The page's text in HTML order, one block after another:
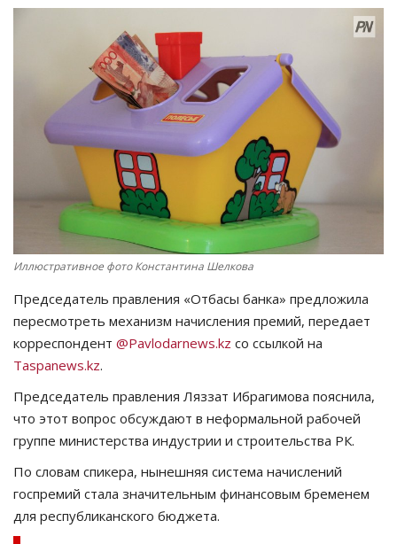
СПЕЦПРОЕКТЫ
СПОРТ
РАЗВЛЕЧЕНИЯ
OFFICIAL
Курултай
Язык
Иллюстративное фото Константина Шелкова
Председатель правления «Отбасы банка» предложила
пересмотреть механизм начисления премий, передает
корреспондент @Pavlodarnews.kz со ссылкой на
Taspanews.kz.
Председатель правления Ляззат Ибрагимова пояснила,
что этот вопрос обсуждают в неформальной рабочей
группе министерства индустрии и строительства РК.
По словам спикера, нынешняя система начислений
госпремий стала значительным финансовым бременем
для республиканского бюджета.